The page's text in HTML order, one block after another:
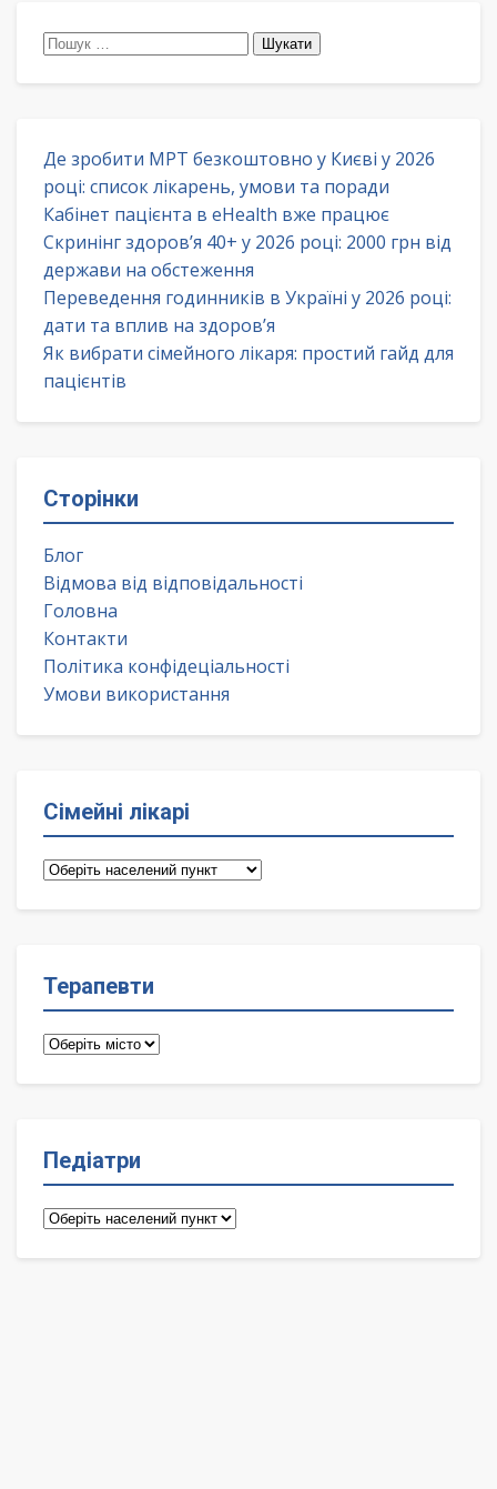
Пошук:
Де зробити МРТ безкоштовно у Києві у 2026
році: список лікарень, умови та поради
Кабінет пацієнта в eHealth вже працює
Скринінг здоров’я 40+ у 2026 році: 2000 грн від
держави на обстеження
Переведення годинників в Україні у 2026 році:
дати та вплив на здоров’я
Як вибрати сімейного лікаря: простий гайд для
пацієнтів
Сторінки
Блог
Відмова від відповідальності
Головна
Контакти
Політика конфідеціальності
Умови використання
Сімейні лікарі
Сімейні
Терапевти
Терапевти
Педіатри
Педіатри